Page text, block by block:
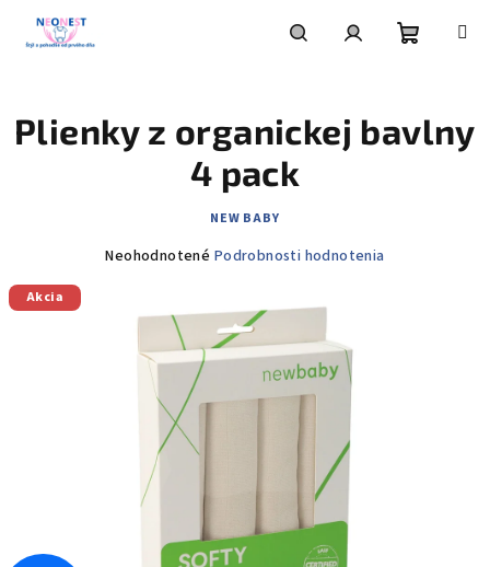
obsah
košík
Plienky z organickej bavlny
4 pack
NEW BABY
Priemerné
hviezdičiek.
Neohodnotené Podrobnosti hodnotenia
Akcia